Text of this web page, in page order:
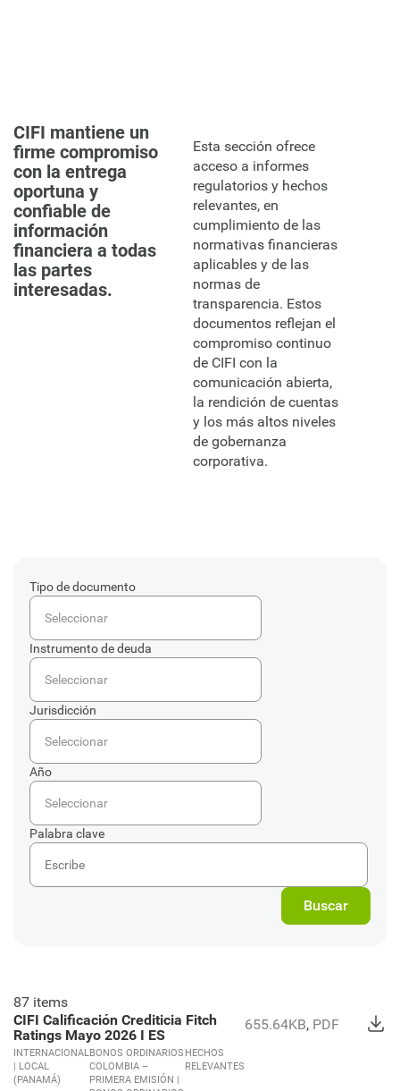
CIFI mantiene un
firme compromiso
con la entrega
oportuna y
confiable de
información
financiera a todas
las partes
interesadas.
Esta sección ofrece
acceso a informes
regulatorios y hechos
relevantes, en
cumplimiento de las
normativas financieras
aplicables y de las
normas de
transparencia. Estos
documentos reflejan el
compromiso continuo
de CIFI con la
comunicación abierta,
la rendición de cuentas
y los más altos niveles
de gobernanza
corporativa.
Tipo de documento
Seleccionar
Instrumento de deuda
Seleccionar
Jurisdicción
Seleccionar
Año
Seleccionar
Palabra clave
87 items
CIFI Calificación Crediticia Fitch
Ratings Mayo 2026 I ES
INTERNACIONAL
| LOCAL
(PANAMÁ)
BONOS ORDINARIOS
COLOMBIA –
PRIMERA EMISIÓN |
HECHOS
RELEVANTES
655.64KB, PDF